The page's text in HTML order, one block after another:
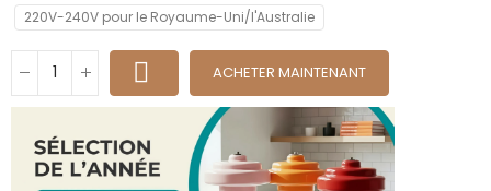
220V-240V pour le Royaume-Uni/l'Australie
ACHETER MAINTENANT